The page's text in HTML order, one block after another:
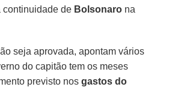
continuidade de Bolsonaro na
seja aprovada, apontam vários
do capitão tem os meses
previsto nosgastos do